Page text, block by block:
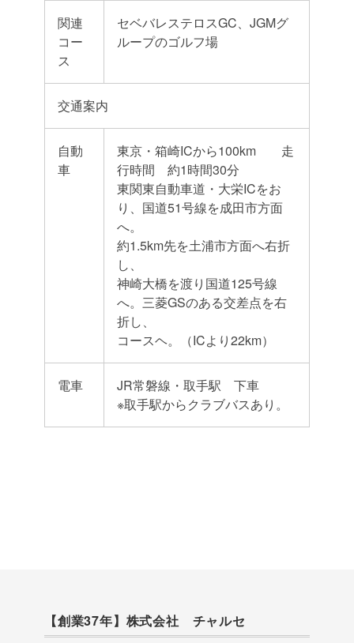
関連
コー
ス
セベバレステロスGC、JGMグ
ループのゴルフ場
交通案内
自動
車
東京・箱崎ICから100km 走
行時間 約1時間30分
東関東自動車道・大栄ICをお
り、国道51号線を成田市方面
へ。
約1.5km先を土浦市方面へ右折
し、
神崎大橋を渡り国道125号線
へ。三菱GSのある交差点を右
折し、
コースヘ。（ICより22km）
電車
JR常磐線・取手駅 下車
※取手駅からクラブバスあり。
【創業37年】株式会社 チャルセ